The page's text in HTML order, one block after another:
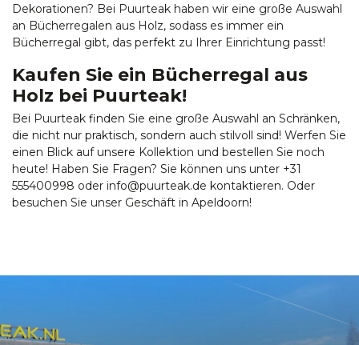
Dekorationen? Bei Puurteak haben wir eine große Auswahl
an Bücherregalen aus Holz, sodass es immer ein
Bücherregal gibt, das perfekt zu Ihrer Einrichtung passt!
Kaufen Sie ein Bücherregal aus
Holz bei Puurteak!
Bei Puurteak finden Sie eine große Auswahl an Schränken,
die nicht nur praktisch, sondern auch stilvoll sind! Werfen Sie
einen Blick auf unsere Kollektion und bestellen Sie noch
heute! Haben Sie Fragen? Sie können uns unter +31
555400998 oder info@puurteak.de kontaktieren. Oder
besuchen Sie unser Geschäft in Apeldoorn!